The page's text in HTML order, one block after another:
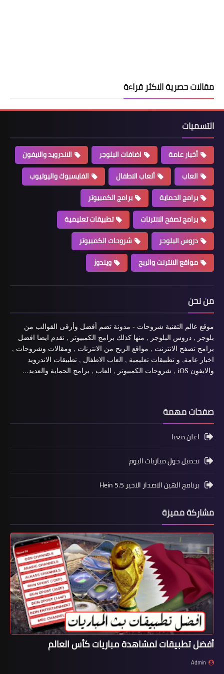
مقالات حصرية الاكثر قراءة
التسميات
أخبار عامة اضافات البلوجر
الاندرويد والايفون
العاب
ألعاب الاطفال
الفايسبوك واليوتيوب
برامج الحماية
برامج الكمبيوتر
برامج تصفح الانترنات
تطبيقات تعليمية
دروس البلوجر
شروحات الكمبيوتر
مواقع الانترنت والربح
ويندوز
من نحن
موقع عالم التقنية شروحات - مدونة تضم أفضل وأرقى القوالب من
بلوجر , دروس البلوجر , منها كذلك برامج الكمبيوتر , نقدم ايضا افضل
برامج تصفح الانترنت , مواقع الربح من الانترنات , ومقالات وشروحات ,
اخبار عامة, و تطبيقات تعليمية , العاب الاطفال , تطبيقات الاندرويد
والايفون iOS , شروحات الكمبيوتر , العاب , برامج الحماية والعديد...
صفحات مهمة
اعلن معنا
تحميل جول مباريات اليوم
برنامج الهين الاصدار الاخير Hein 5.5
مشاركة مميزة
أفضل تطبيقات لمشاهدة مباريات كأس العالم
Admin